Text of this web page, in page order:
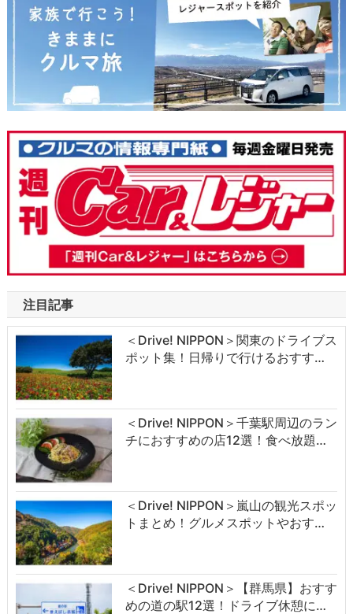
注目記事
＜Drive! NIPPON＞関東のドライブス
ポット集！日帰りで行けるおすす…
＜Drive! NIPPON＞千葉駅周辺のラン
チにおすすめの店12選！食べ放題…
＜Drive! NIPPON＞嵐山の観光スポッ
トまとめ！グルメスポットやおす…
＜Drive! NIPPON＞【群馬県】おすす
めの道の駅12選！ドライブ休憩に…